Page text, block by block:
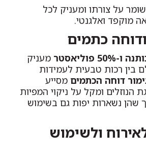
על צורתו ומעניק לכל
מוקפד ואלגנטי.
כתמים
מעניק
בין רכות טבעית לעמידות
דוחה הכתמים מסייע
הנוזלים ומקל על ניקוי המפיות
שהן נשארות יפות גם בשימוש
ולשימוש